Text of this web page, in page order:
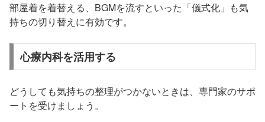
部屋着を着替える、BGMを流すといった「儀式化」も気
持ちの切り替えに有効です。
心療内科を活用する
どうしても気持ちの整理がつかないときは、専門家のサポ
ートを受けましょう。